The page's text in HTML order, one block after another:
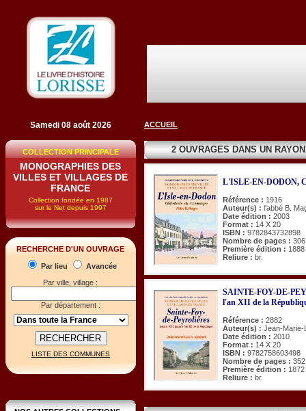
Samedi 08 août 2026
COLLECTION PRINCIPALE
MONOGRAPHIES DES
VILLES ET VILLAGES DE
FRANCE
Collection fondée en 1987
sur le Net depuis 1997
RECHERCHE D'UN OUVRAGE
Par lieu
Avancée
Par ville, village :
Par département :
LISTE DES COMMUNES
ACCUEIL
2 OUVRAGES DANS UN
L'ISLE-EN-DODON,
Référence : 1916
Auteur(s) : l'abbé B.
Date édition : 2003
Format : 14 X 20
ISBN : 9782843732898
Nombre de pages : 306
Première édition : 1888
Reliure : br.
SAINTE-FOY-DE-
l'an XII de la
Référence : 2882
Auteur(s) : Jean-Marie-
Date édition : 2010
Format : 14 X 20
ISBN : 9782758603498
Nombre de pages : 352
Première édition : 1872
Reliure : br.